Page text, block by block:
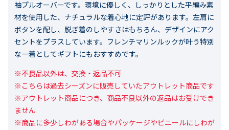
袖プルオーバーです。環境に優しく、しっかりとした平編み素
材を使用した、ナチュラルな着心地に定評があります。左肩に
ボタンを配し、脱ぎ着のしやすさはもちろん、デザインにアク
セントをプラスしています。フレンチマリンルックが叶う特別
な一着としてギフトにもおすすめです。
※不良品以外は、交換・返品不可
※こちらは過去シーズンに販売していたアウトレット商品です
※アウトレット商品につき、商品不良以外の返品はお受けでき
ません
※商品に多少しわがある場合やパッケージやビニールにしわが